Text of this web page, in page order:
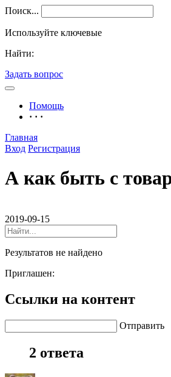
Поиск...
Используйте ключевые
Найти:
Задать вопрос
Помощь
· · ·
Главная
Вход Регистрация
А как быть с
2019-09-15
Результатов не найдено
Приглашен:
Ссылки на контент
Отправить
2 ответа